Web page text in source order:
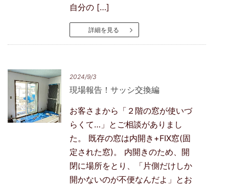
自分の […]
詳細を見る
2024/9/3
現場報告！サッシ交換編
お客さまから「２階の窓が使いづ
らくて…」とご相談がありまし
た。 既存の窓は内開き+FIX窓(固
定された窓)。 内開きのため、開
閉に場所をとり、「片側だけしか
開かないのが不便なんだよ」とお